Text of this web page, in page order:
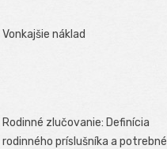
Vonkajšie náklad
Rodinné zlučovanie: Definícia
rodinného príslušníka a potrebné